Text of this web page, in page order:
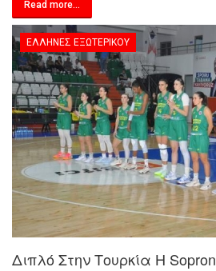
Read more...
ΈΛΛΗΝΕΣ ΕΞΩΤΕΡΙΚΟΎ
Διπλό Στην Τουρκία Η Sopron